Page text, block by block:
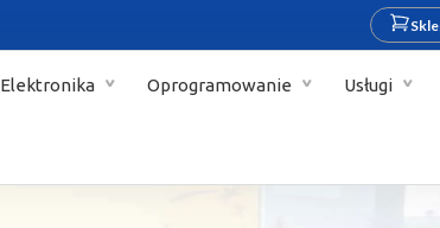
Elektronika Oprogramowanie Usługi